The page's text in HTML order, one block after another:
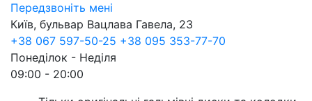
Передзвоніть мені
Київ, бульвар Вацлава Гавела, 23
+38 067 597-50-25 +38 095 353-77-70
Понеділок - Неділя
09:00 - 20:00